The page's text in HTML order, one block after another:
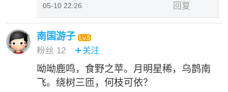
05-10 22:26 回复
南国游子
粉丝 12 关注
呦呦鹿鸣，食野之苹。月明星稀，乌鹊南
飞。绕树三匝，何枝可依？